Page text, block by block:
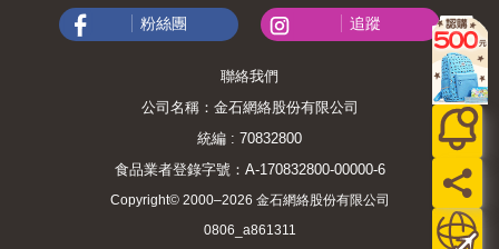
粉絲團 追蹤
聯絡我們
公司名稱：金石網絡股份有限公司
統編 : 70832800
食品業者登錄字號：A-170832800-00000-6
Copyright© 2000–2026 金石網絡股份有限公司
0806_a861311